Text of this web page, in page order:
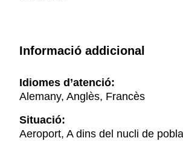
Informació addicional
Idiomes d’atenció:
Alemany, Anglès, Francès
Situació:
Aeroport, A dins del nucli de